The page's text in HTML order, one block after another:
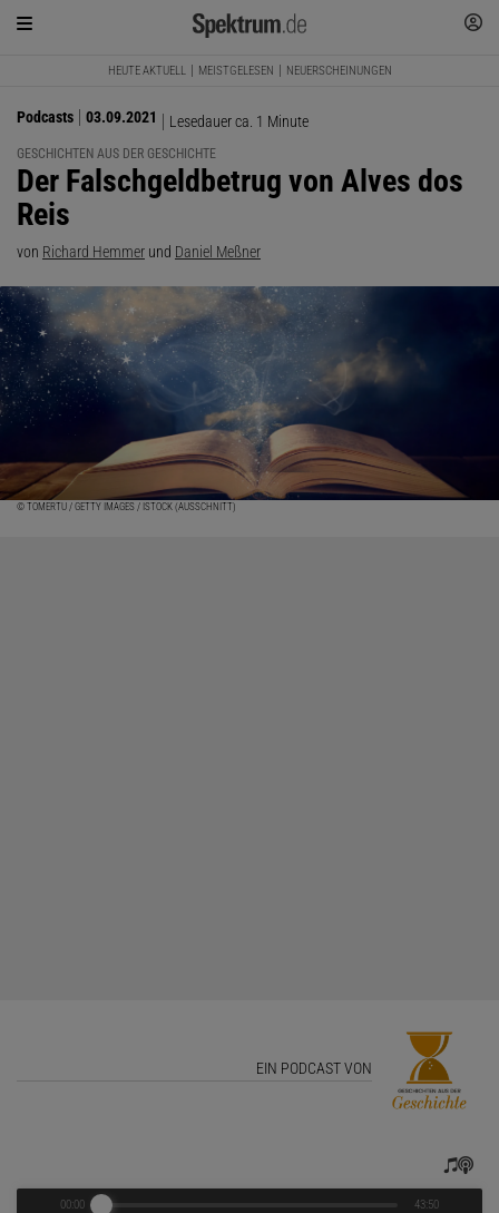
HEUTE AKTUELL MEISTGELESEN NEUERSCHEINUNGEN
Podcasts 03.09.2021 Lesedauer ca. 1 Minute
GESCHICHTEN AUS DER GESCHICHTE
:
Der Falschgeldbetrug von Alves dos
Reis
von Richard Hemmer und Daniel Meßner
© TOMERTU / GETTY IMAGES / ISTOCK (AUSSCHNITT)
EIN PODCAST VON
00:00 43:50